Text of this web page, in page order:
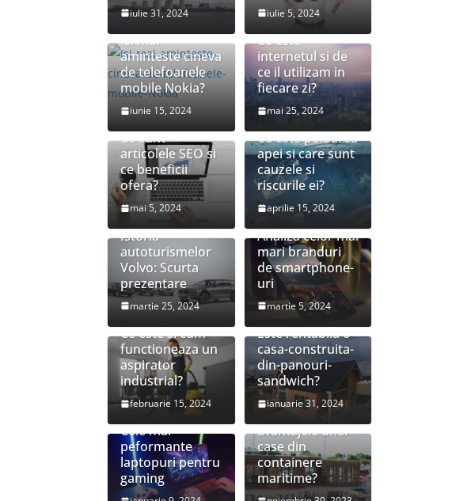
iulie 31, 2024 iulie 5, 2024
Isi mai
aminteste cineva
de telefoanele
mobile Nokia?
iunie 15, 2024
Ce este
internetul si de
ce il utilizam in
fiecare zi?
mai 25, 2024
Ce sunt
articolele SEO si
ce beneficii
ofera?
mai 5, 2024
Ce este poluarea
apei si care sunt
cauzele si
riscurile ei?
aprilie 15, 2024
Istoria
autoturismelor
Volvo: Scurta
prezentare
martie 25, 2024
Analiza celor mai
mari branduri
de smartphone-
uri
martie 5, 2024
Ce este si cum
functioneaza un
aspirator
industrial?
februarie 15, 2024
Este rentabila o
casa-construita-
din-panouri-
sandwich?
ianuarie 31, 2024
Cele mai
peformante
laptopuri pentru
gaming
Care sunt
avantajele unei
case din
containere
maritime?